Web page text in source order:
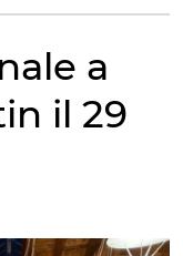
a
il 29